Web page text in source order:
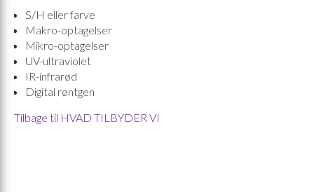
S/H eller farve
Makro-optagelser
Mikro-optagelser
UV-ultraviolet
IR-infrarød
Digital røntgen
Tilbage til HVAD TILBYDER VI